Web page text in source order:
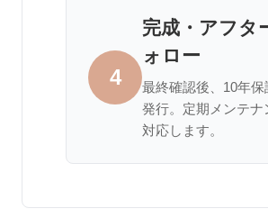
4
完成・アフタ
ォロー
最終確認後、10年保
発行。定期メンテナ
対応します。